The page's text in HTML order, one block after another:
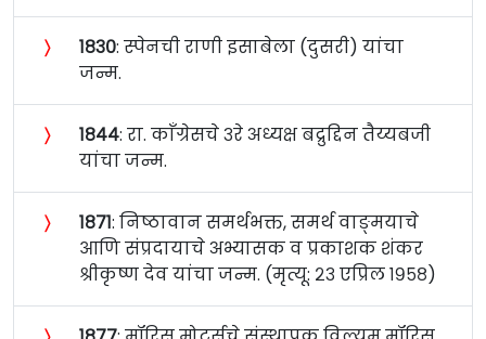
〉 १८३०: स्पेनची राणी इसाबेला (दुसरी) यांचा
जन्म.
〉 १८४४: रा. काँग्रेसचे ३रे अध्यक्ष बद्रुद्दिन तैय्यबजी
यांचा जन्म.
〉 १८७१: निष्ठावान समर्थभक्त, समर्थ वाङ्‌मयाचे
आणि संप्रदायाचे अभ्यासक व प्रकाशक शंकर
श्रीकृष्ण देव यांचा जन्म. (मृत्यू: २३ एप्रिल १९५८)